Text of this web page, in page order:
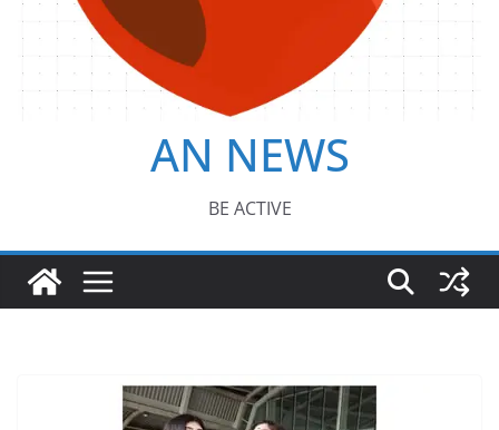
AN NEWS
BE ACTIVE